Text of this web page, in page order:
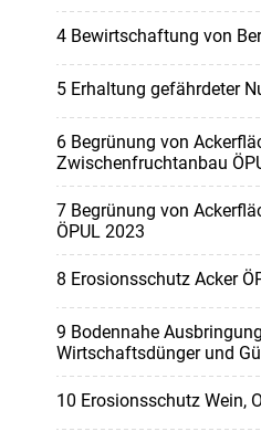
4 Bewirtschaftung von
5 Erhaltung gefährdeter
6 Begrünung von
Zwischenfruchtanbau
7 Begrünung von
ÖPUL 2023
8 Erosionsschutz Acker
9 Bodennahe
Wirtschaftsdünger und
10 Erosionsschutz Wein,